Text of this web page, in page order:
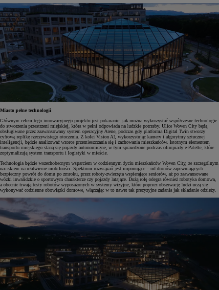
Miasto pełne technologii
Głównym celem tego innowacyjnego projektu jest pokazanie, jak można wykorzystać współczesne technologie
do stworzenia przestrzeni miejskiej, która w pełni odpowiada na ludzkie potrzeby. Ulice Woven City będą
obsługiwane przez zaawansowany system operacyjny Arene, podczas gdy platforma Digital Twin stworzy
cyfrową replikę rzeczywistego otoczenia. Z kolei Vision AI, wykorzystując kamery i algorytmy sztucznej
inteligencji, będzie analizować wzorce przemieszczania się i zachowania mieszkańców. Istotnym elementem
transportu miejskiego staną się pojazdy autonomiczne, w tym sprawdzone podczas olimpiady e-Palette, które
zoptymalizują system transportu i logistyki w mieście.
Technologia będzie wszechobecnym wsparciem w codziennym życiu mieszkańców Woven City, ze szczególnym
naciskiem na ułatwienie mobilności. Spektrum rozwiązań jest imponujące – od dronów zapewniających
bezpieczny powrót do domu po zmroku, przez roboty-zwierzęta wspierające seniorów, aż po zaawansowane
wózki inwalidzkie o sportowym charakterze czy pojazdy latające. Dużą rolę odegra również robotyka domowa,
a obecnie trwają testy robotów wyposażonych w systemy wizyjne, które poprzez obserwację ludzi uczą się
wykonywać codzienne obowiązki domowe, włączając w to nawet tak precyzyjne zadania jak składanie odzieży.